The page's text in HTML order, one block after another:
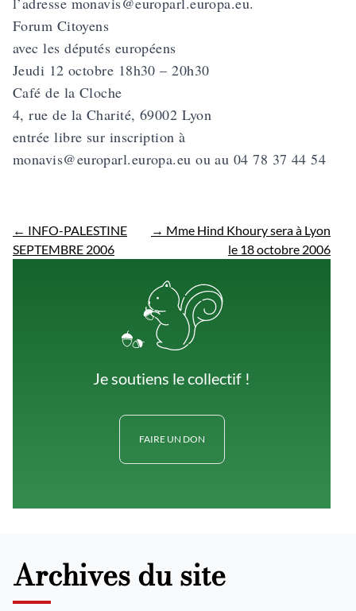
Forum Citoyens
avec les députés européens
Jeudi 12 octobre 18h30 – 20h30
Café de la Cloche
4, rue de la Charité, 69002 Lyon
entrée libre sur inscription à
monavis@europarl.europa.eu ou au 04 78 37 44 54
← INFO-PALESTINE
SEPTEMBRE 2006
→ Mme Hind Khoury sera à Lyon
le 18 octobre 2006
Je soutiens le collectif !
FAIRE UN DON
Archives du site